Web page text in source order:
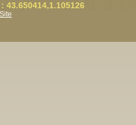
43.650414,1.105126